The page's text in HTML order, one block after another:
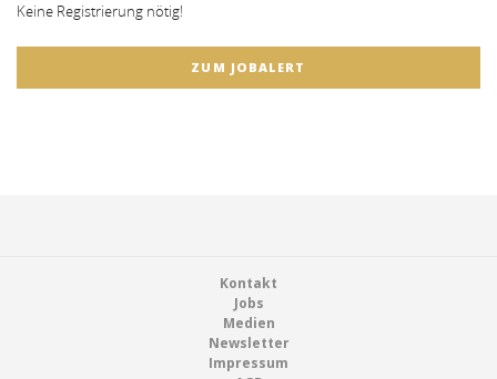
Keine Registrierung nötig!
ZUM JOBALERT
Kontakt
Jobs
Medien
Newsletter
Impressum